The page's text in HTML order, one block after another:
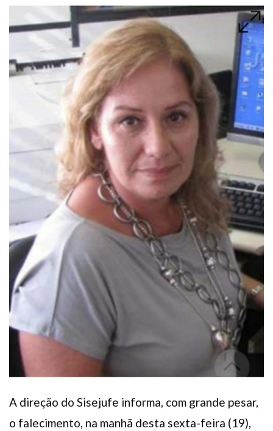
A direção do Sisejufe informa, com grande pesar,
o falecimento, na manhã desta sexta-feira (19),
Plano de Saúde
Assistência Funeral
Pós-graduação
FacebookInstagramTwitter YoutubeTikTok Whatsapp